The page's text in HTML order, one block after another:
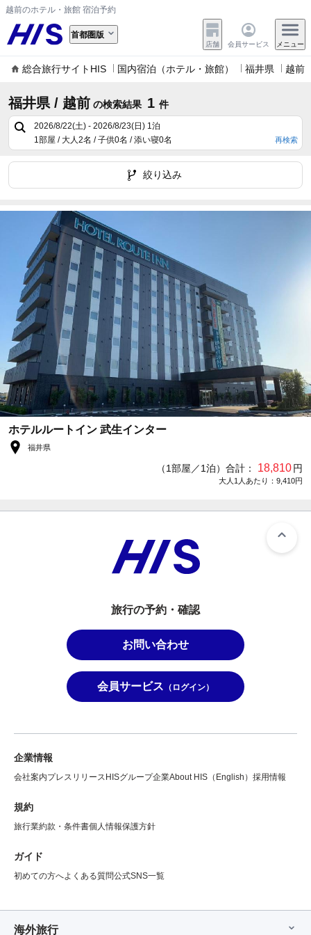
越前のホテル・旅館 宿泊予約
首都圏版
店舗 会員サービス メニュー
総合旅行サイトHIS 国内宿泊（ホテル・旅館） 福井県 越前
福井県 / 越前 の検索結果 1 件
2026/8/22(土) - 2026/8/23(日) 1泊
1部屋 / 大人2名 / 子供0名 / 添い寝0名
再検索
絞り込み
ホテルルートイン 武生インター
福井県
（1部屋／1泊）合計： 18,810円
大人1人あたり：9,410円
旅行の予約・確認
お問い合わせ
会員サービス （ログイン）
企業情報
会社案内プレスリリース HISグループ企業About HIS（English） 採用情報
規約
旅行業約款・条件書個人情報保護方針
ガイド
初めての方へよくある質問公式SNS一覧
海外旅行